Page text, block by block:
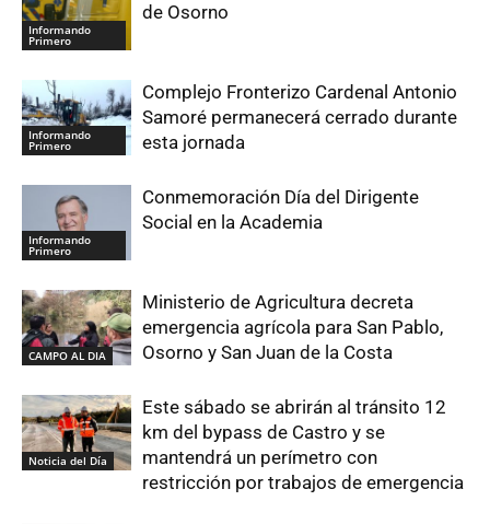
Informando
Primero
de Osorno
Informando
Primero
Complejo Fronterizo Cardenal Antonio
Samoré permanecerá cerrado durante
esta jornada
Informando
Primero
Conmemoración Día del Dirigente
Social en la Academia
CAMPO AL DIA
Ministerio de Agricultura decreta
emergencia agrícola para San Pablo,
Osorno y San Juan de la Costa
Noticia del Día
Este sábado se abrirán al tránsito 12
km del bypass de Castro y se
mantendrá un perímetro con
restricción por trabajos de emergencia